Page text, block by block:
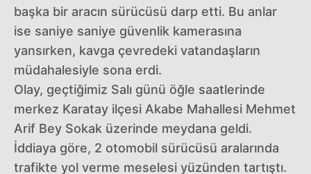
başka bir aracın sürücüsü darp etti. Bu anlar
ise saniye saniye güvenlik kamerasına
yansırken, kavga çevredeki vatandaşların
müdahalesiyle sona erdi.
Olay, geçtiğimiz Salı günü öğle saatlerinde
merkez Karatay ilçesi Akabe Mahallesi Mehmet
Arif Bey Sokak üzerinde meydana geldi.
İddiaya göre, 2 otomobil sürücüsü aralarında
trafikte yol verme meselesi yüzünden tartıştı.